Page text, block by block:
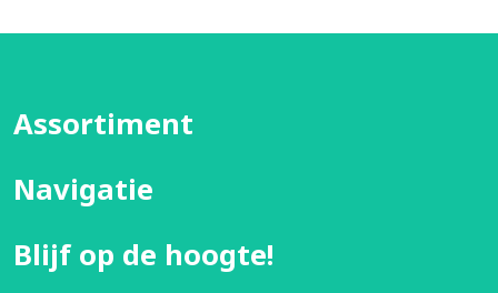
Assortiment
Navigatie
Blijf op de hoogte!